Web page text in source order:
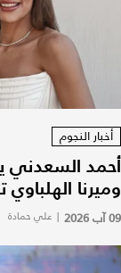
أخبار النجوم
أحمد السعدني
وميرنا الهلباوي
09 آب 2026 | علي حمادة